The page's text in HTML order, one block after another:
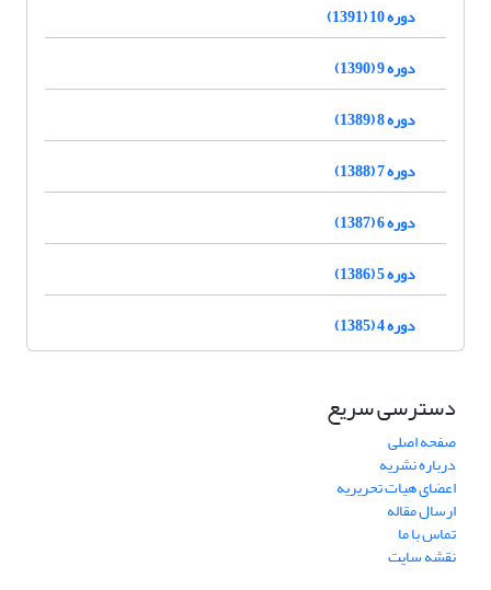
دوره 10 (1391)
دوره 9 (1390)
دوره 8 (1389)
دوره 7 (1388)
دوره 6 (1387)
دوره 5 (1386)
دوره 4 (1385)
دسترسی سریع
صفحه اصلی
درباره نشریه
اعضای هیات تحریریه
ارسال مقاله
تماس با ما
نقشه سایت